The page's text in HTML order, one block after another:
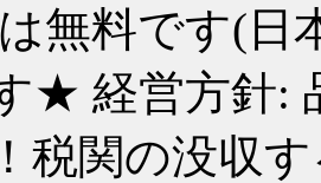
無料です(日
★ 経営方針:
税関の没収